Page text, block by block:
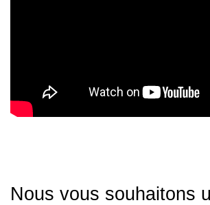
Nous vous souhaitons